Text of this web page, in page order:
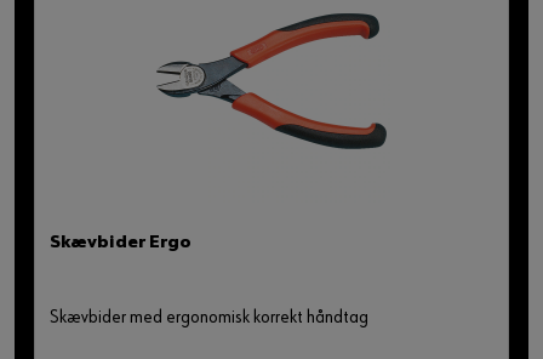
Skævbider Ergo
Skævbider med ergonomisk korrekt håndtag